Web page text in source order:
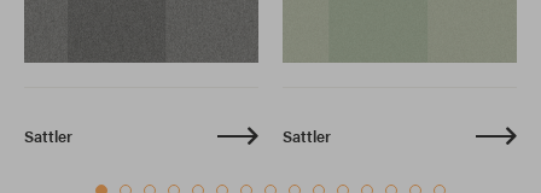
Sattler Sattler